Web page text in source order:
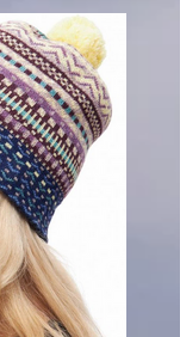
und zart
andres mehr.
aus!
die geringe